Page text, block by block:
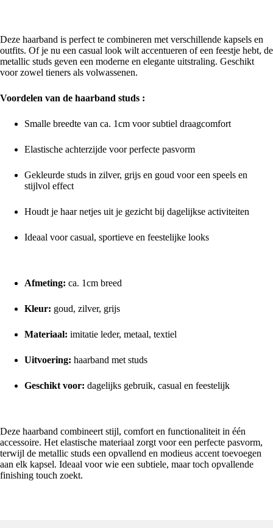
Deze haarband is perfect te combineren met verschillende kapsels en
outfits. Of je nu een casual look wilt accentueren of een feestje hebt, de
metallic studs geven een moderne en elegante uitstraling. Geschikt
voor zowel tieners als volwassenen.
Voordelen van de haarband studs :
Smalle breedte van ca. 1cm voor subtiel draagcomfort
Elastische achterzijde voor perfecte pasvorm
Gekleurde studs in zilver, grijs en goud voor een speels en
stijlvol effect
Houdt je haar netjes uit je gezicht bij dagelijkse activiteiten
Ideaal voor casual, sportieve en feestelijke looks
Afmeting: ca. 1cm breed
Kleur: goud, zilver, grijs
Materiaal: imitatie leder, metaal, textiel
Uitvoering: haarband met studs
Geschikt voor: dagelijks gebruik, casual en feestelijk
Deze haarband combineert stijl, comfort en functionaliteit in één
accessoire. Het elastische materiaal zorgt voor een perfecte pasvorm,
terwijl de metallic studs een opvallend en modieus accent toevoegen
aan elk kapsel. Ideaal voor wie een subtiele, maar toch opvallende
finishing touch zoekt.